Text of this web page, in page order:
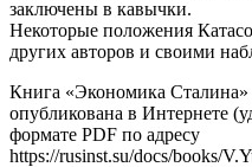
заключены в кавычки.
Некоторые положения
других авторов и своими
Книга «Экономика Сталина»
опубликована в Интернете
формате PDF по адресу
https://rusinst.su/docs/books/